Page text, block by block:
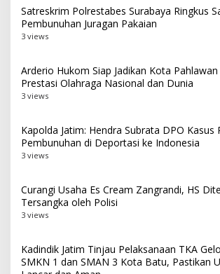
Satreskrim Polrestabes Surabaya Ringkus
Pembunuhan Juragan Pakaian
3 views
Arderio Hukom Siap Jadikan Kota
Prestasi Olahraga Nasional dan Dunia
3 views
Kapolda Jatim: Hendra Subrata DPO Kasus
Pembunuhan di Deportasi ke Indonesia
3 views
Curangi Usaha Es Cream Zangrandi, HS
Tersangka oleh Polisi
3 views
Kadindik Jatim Tinjau Pelaksanaan TKA
SMKN 1 dan SMAN 3 Kota Batu, Pastikan